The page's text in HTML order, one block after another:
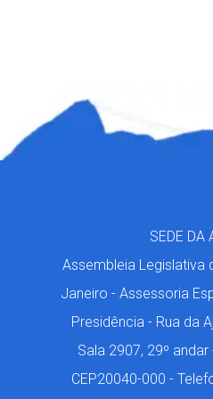
SEDE DA
Assembleia Legislativa
Janeiro - Assessoria
Presidência - Rua da
Sala 2907, 29º
CEP20040-000 -